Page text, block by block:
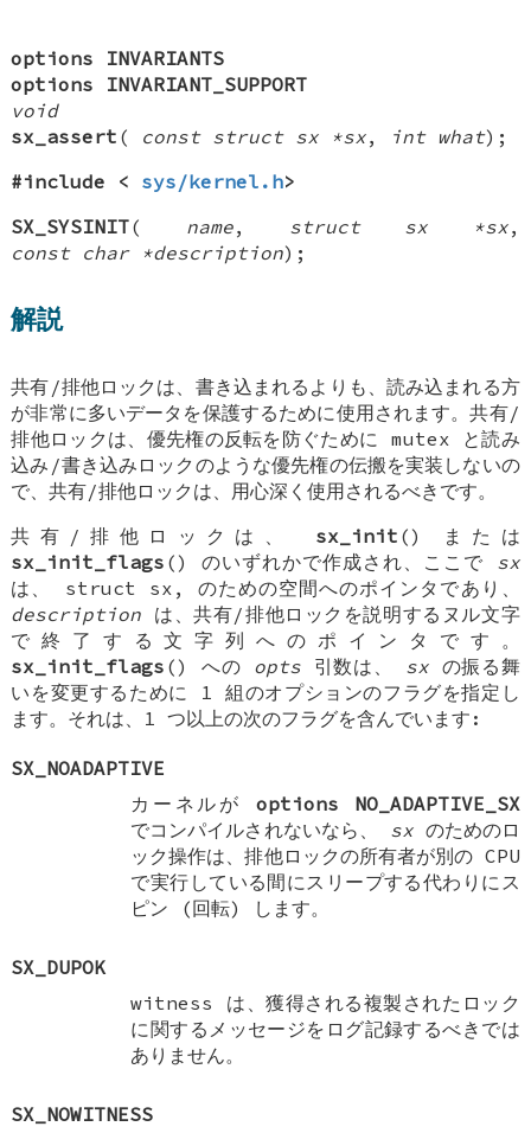
options INVARIANTS
options INVARIANT_SUPPORT
void
sx_assert ( const struct sx *sx, int what);
#include < sys/kernel.h>
SX_SYSINIT( name, struct sx *sx,
const char *description);
解説
共有/排他ロックは、書き込まれるよりも、読み込まれる方
が非常に多いデータを保護するために使用されます。共有/
排他ロックは、優先権の反転を防ぐために mutex と読み
込み/書き込みロックのような優先権の伝搬を実装しないの
で、共有/排他ロックは、用心深く使用されるべきです。
共有/排他ロックは、 sx_init () または
sx_init_flags () のいずれかで作成され、ここで sx
は、 struct sx , のための空間へのポインタであり、
description は、共有/排他ロックを説明するヌル文字
で終了する文字列へのポインタです。
sx_init_flags () への opts 引数は、 sx の振る舞
いを変更するために 1 組のオプションのフラグを指定し
ます。それは、1 つ以上の次のフラグを含んでいます:
SX_NOADAPTIVE
カーネルがoptions NO_ADAPTIVE_SX
でコンパイルされないなら、 sxのためのロ
ック操作は、排他ロックの所有者が別の CPU
で実行している間にスリープする代わりにス
ピン (回転) します。
SX_DUPOK
witness は、獲得される複製されたロック
に関するメッセージをログ記録するべきでは
ありません。
SX_NOWITNESS